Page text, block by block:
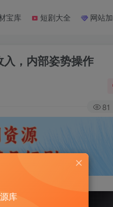
宝库 短剧大全 网站
入，内部姿势操作
81
库